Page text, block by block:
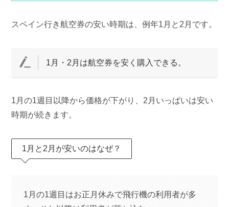
スペイン行き航空券の安い時期は、例年1月と2月です。
1月・2月は航空券を安く購入できる。
1月の1週目以降から価格が下がり、2月いっぱいは安い
時期が続きます。
1月と2月が安いのはなぜ？
1月の1週目はお正月休みで飛行機の利用者が多